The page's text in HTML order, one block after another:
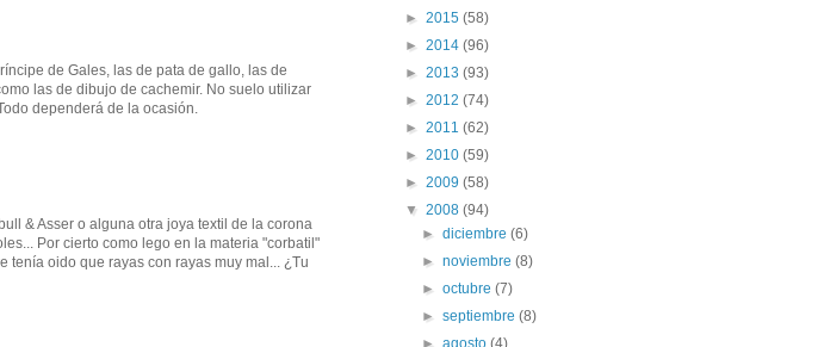
de Gales, las de pata de gallo, las de
las de dibujo de cachemir. No suelo utilizar
dependerá de la ocasión.
& Asser o alguna otra joya textil de la corona
Por cierto como lego en la materia "corbatil"
tenía oido que rayas con rayas muy mal... ¿Tu
► 2015 (58)
► 2014 (96)
► 2013 (93)
► 2012 (74)
► 2011 (62)
► 2010 (59)
► 2009 (58)
▼ 2008 (94)
►diciembre(6)
►noviembre(8)
►octubre(7)
►septiembre(8)
►agosto(4)